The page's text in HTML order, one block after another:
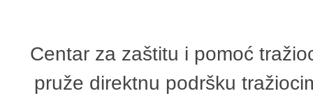
Centar za zaštitu i pomoć
pruže direktnu podršku